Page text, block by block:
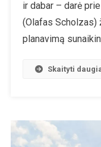
ir dabar – darė
(Olafas Scholzas)
planavimą
Skaityti